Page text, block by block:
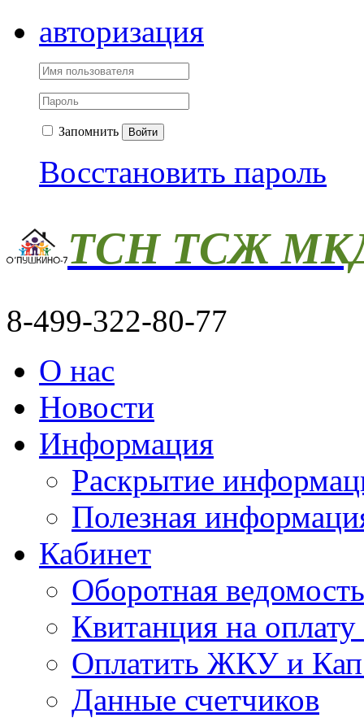
авторизация
Запомнить Войти
Восстановить пароль
ТСН ТСЖ
8-499-322-80-77
О нас
Новости
Информация
Раскрытие
Полезная
Кабинет
Оборотная ведомость
Квитанция на
Оплатить ЖКУ и
Данные счетчиков